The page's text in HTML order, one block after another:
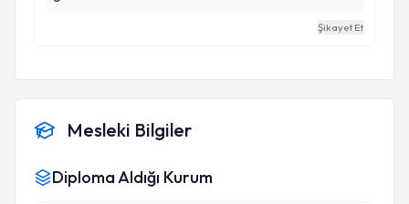
Şikayet Et
Mesleki Bilgiler
Diploma Aldığı Kurum